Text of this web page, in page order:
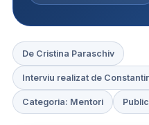
De Cristina Paraschiv
Interviu realizat de
Categoria: Mentori